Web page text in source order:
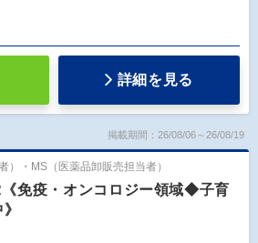
詳細を見る
掲載期間：26/08/06～26/08/19
）・MS（医薬品卸販売担当者）
免疫・オンコロジー領域◆子育